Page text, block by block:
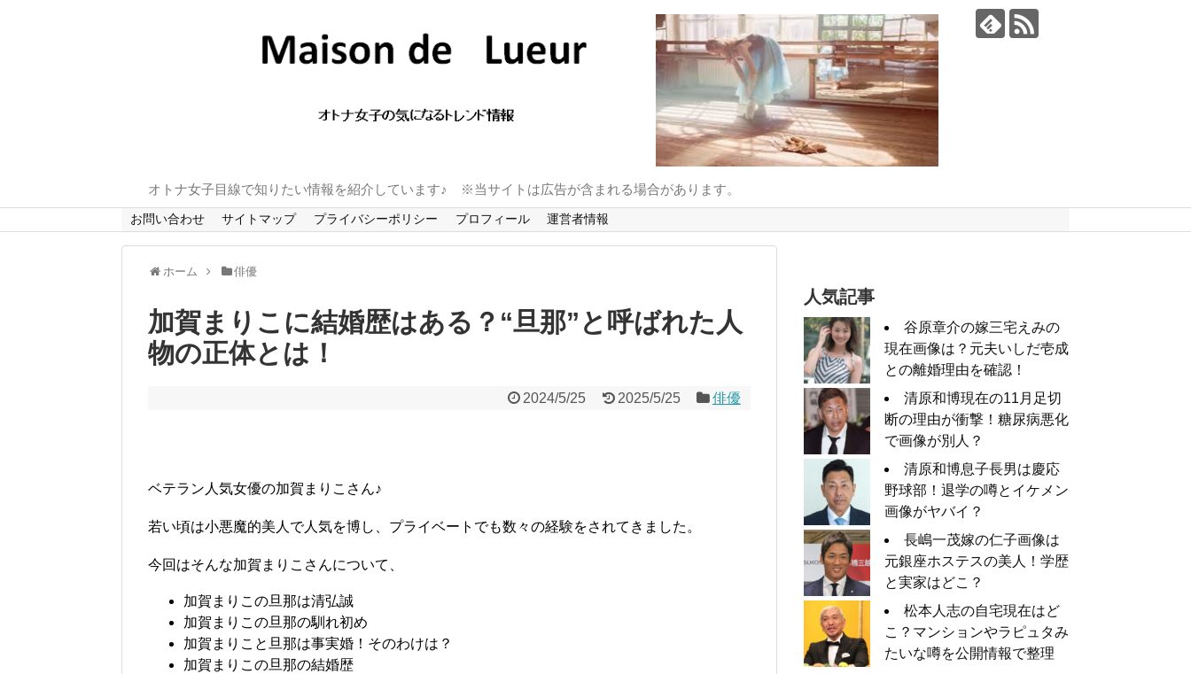
オトナ女子目線で知りたい情報を紹介しています♪ ※当サイトは広告が含まれる場合があります。
お問い合わせ サイトマップ プライバシーポリシー プロフィール 運営者情報
ホーム 俳優
加賀まりこに結婚歴はある？“旦那”と呼ばれた人
物の正体とは！
2024/5/25 2025/5/25 俳優
ベテラン人気女優の加賀まりこさん♪
若い頃は小悪魔的美人で人気を博し、プライベートでも数々の経験をされてきました。
今回はそんな加賀まりこさんについて、
加賀まりこの旦那は清弘誠
加賀まりこの旦那の馴れ初め
加賀まりこと旦那は事実婚！そのわけは？
加賀まりこの旦那の結婚歴
人気記事
谷原章介の嫁三宅えみの
現在画像は？元夫いしだ壱成
との離婚理由を確認！
清原和博現在の11月足切
断の理由が衝撃！糖尿病悪化
で画像が別人？
清原和博息子長男は慶応
野球部！退学の噂とイケメン
画像がヤバイ？
長嶋一茂嫁の仁子画像は
元銀座ホステスの美人！学歴
と実家はどこ？
松本人志の自宅現在はど
こ？マンションやラピュタみ
たいな噂を公開情報で整理